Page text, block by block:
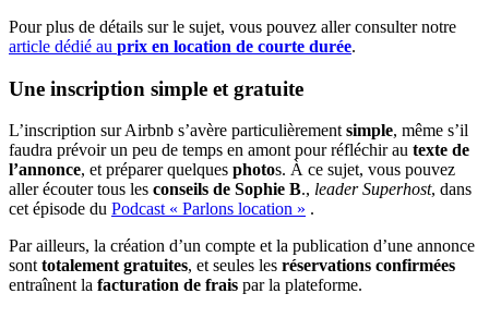
Pour plus de détails sur le sujet, vous pouvez aller consulter notre
article dédié au prix en location de courte durée.
Une inscription simple et gratuite
L’inscription sur Airbnb s’avère particulièrement simple, même s’il
faudra prévoir un peu de temps en amont pour réfléchir au texte de
l’annonce, et préparer quelques photos. À ce sujet, vous pouvez
aller écouter tous les conseils de Sophie B., leader Superhost, dans
cet épisode du Podcast « Parlons location » .
Par ailleurs, la création d’un compte et la publication d’une annonce
sont totalement gratuites, et seules les réservations confirmées
entraînent la facturation de frais par la plateforme.